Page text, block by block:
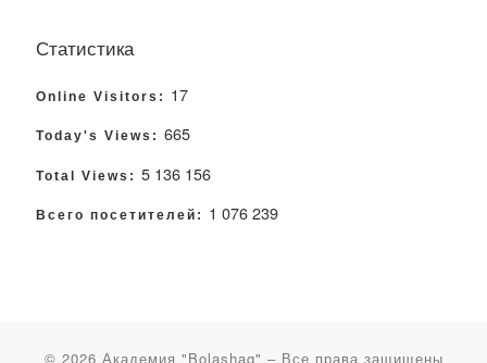
Статистика
Online Visitors: 17
Today's Views: 665
Total Views: 5 136 156
Всего посетителей: 1 076 239
© 2026 Академия "Bolashaq" – Все права защищены